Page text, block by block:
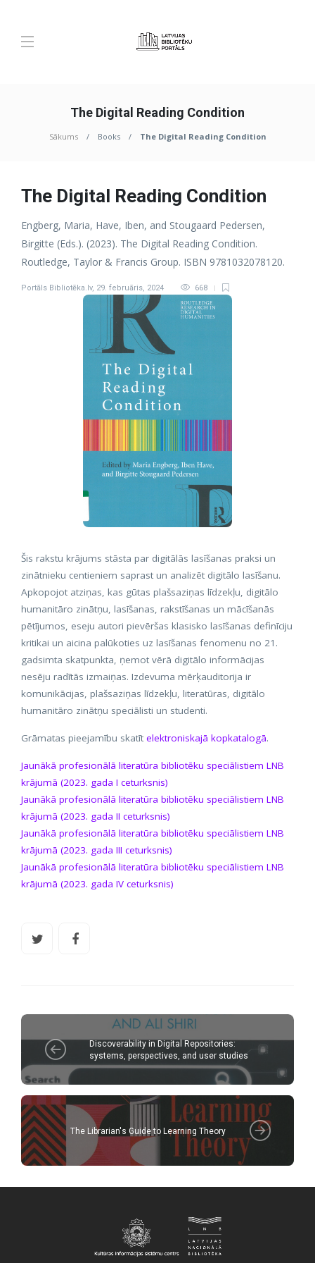
The Digital Reading Condition
Sākums Books The Digital Reading Condition
The Digital Reading Condition
Engberg, Maria, Have, Iben, and Stougaard Pedersen,
Birgitte (Eds.). (2023). The Digital Reading Condition.
Routledge, Taylor & Francis Group. ISBN 9781032078120.
Portāls Bibliotēka.lv, 29. februāris, 2024 668
Šis rakstu krājums stāsta par digitālās lasīšanas praksi un
zinātnieku centieniem saprast un analizēt digitālo lasīšanu.
Apkopojot atziņas, kas gūtas plašsaziņas līdzekļu, digitālo
humanitāro zinātņu, lasīšanas, rakstīšanas un mācīšanās
pētījumos, eseju autori pievēršas klasisko lasīšanas definīciju
kritikai un aicina palūkoties uz lasīšanas fenomenu no 21.
gadsimta skatpunkta, ņemot vērā digitālo informācijas
nesēju radītās izmaiņas. Izdevuma mērķauditorija ir
komunikācijas, plašsaziņas līdzekļu, literatūras, digitālo
humanitāro zinātņu speciālisti un studenti.
Grāmatas pieejamību skatīt elektroniskajā kopkatalogā.
Jaunākā profesionālā literatūra bibliotēku speciālistiem LNB
krājumā (2023. gada I ceturksnis)
Jaunākā profesionālā literatūra bibliotēku speciālistiem LNB
krājumā (2023. gada II ceturksnis)
Jaunākā profesionālā literatūra bibliotēku speciālistiem LNB
krājumā (2023. gada III ceturksnis)
Jaunākā profesionālā literatūra bibliotēku speciālistiem LNB
krājumā (2023. gada IV ceturksnis)
Discoverability in Digital Repositories:
systems, perspectives, and user studies
The Librarian's Guide to Learning Theory